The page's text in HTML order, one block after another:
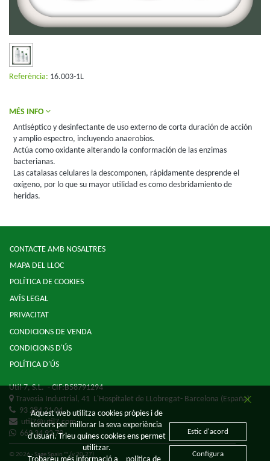
Referència: 16.003-1L
MÉS INFO
Antiséptico y desinfectante de uso externo de corta duración de acción
y amplio espectro, incluyendo anaerobios.
Actúa como oxidante alterando la conformación de las enzimas
bacterianas.
Las catalasas celulares la descomponen, rápidamente desprende el
oxígeno, por lo que su mayor utilidad es como desbridamiento de
heridas.
CONTACTE AMB NOSALTRES
MAPA DEL LLOC
POLÍTICA DE COOKIES
AVÍS LEGAL
PRIVACITAT
CONDICIONS DE VENDA
CONDICIONS D'ÚS
POLÍTICA D'ÚS
Util-7, S.L.- CIF:B58791294
Travesia Industrial, 41 L'Hospitalet de LLobregat- Barcelona (España)
93 284 21 04
util7@util7.com
669 34 92 79
© 2026 - Sage Spain ™ (v.20.27)
Aquest web utilitza cookies pròpies i de
tercers per millorar la seva experiència
d'usuari. Trieu quines cookies ens permet
utilitzar.
Estic d'acord
Configura